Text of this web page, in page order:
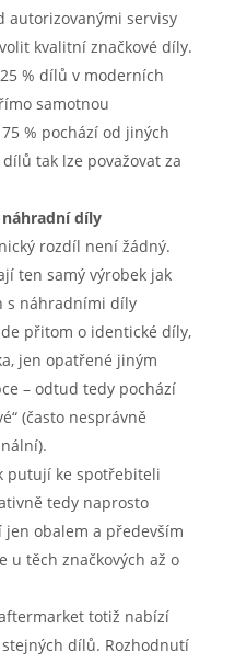
autorizovanými servisy
kvalitní značkové díly.
% dílů v moderních
samotnou
% pochází od jiných
tak lze považovat za
díly
rozdíl není žádný.
ten samý výrobek jak
s náhradními díly
přitom o identické díly,
jen opatřené jiným
– odtud tedy pochází
(často nesprávně
putují ke spotřebiteli
tedy naprosto
obalem a především
u těch značkových až o
totiž nabízí
dílů. Rozhodnutí